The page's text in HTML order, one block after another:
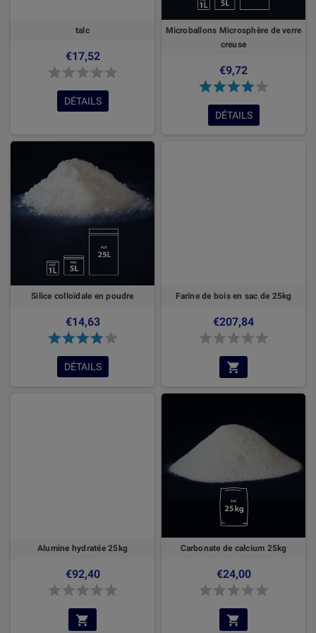
talc
€17,52
DÉTAILS
Microballons Microsphère de verre
creuse
€9,72
DÉTAILS
Silice colloïdale en poudre
€14,63
DÉTAILS
Farine de bois en sac de 25kg
€207,84
Alumine hydratée 25kg
€92,40
Carbonate de calcium 25kg
€24,00